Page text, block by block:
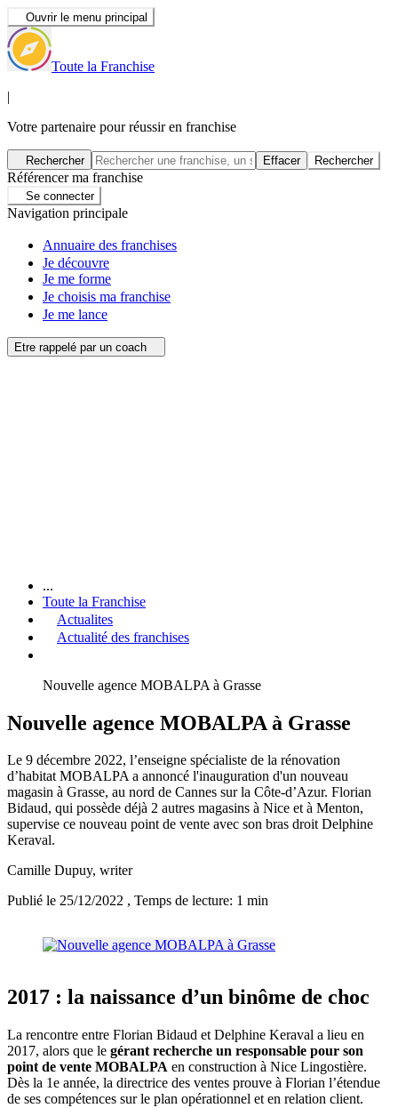
Ouvrir le menu principal
Toute la Franchise
|
Votre partenaire pour réussir en franchise
Rechercher Effacer Rechercher
Référencer ma franchise
Se connecter
Navigation principale
Annuaire des franchises
Je découvre
Je me forme
Je choisis ma franchise
Je me lance
Etre rappelé par un coach
...
Toute la Franchise
Actualites
Actualité des franchises
Nouvelle agence MOBALPA à Grasse
Nouvelle agence MOBALPA à Grasse
Le 9 décembre 2022, l’enseigne spécialiste de la rénovation
d’habitat MOBALPA a annoncé l'inauguration d'un nouveau
magasin à Grasse, au nord de Cannes sur la Côte-d’Azur. Florian
Bidaud, qui possède déjà 2 autres magasins à Nice et à Menton,
supervise ce nouveau point de vente avec son bras droit Delphine
Keraval.
Camille Dupuy, writer
Publié le 25/12/2022 , Temps de lecture: 1 min
2017 : la naissance d’un binôme de choc
La rencontre entre Florian Bidaud et Delphine Keraval a lieu en
2017, alors que le gérant recherche un responsable pour son
point de vente MOBALPA en construction à Nice Lingostière.
Dès la 1e année, la directrice des ventes prouve à Florian l’étendue
de ses compétences sur le plan opérationnel et en relation client.